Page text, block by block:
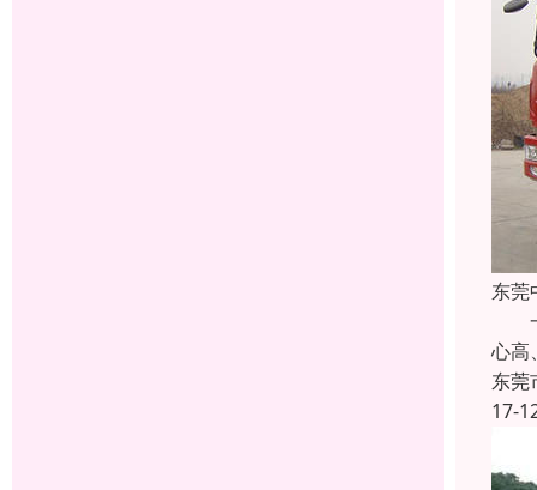
东莞
一
心高
东莞
17-